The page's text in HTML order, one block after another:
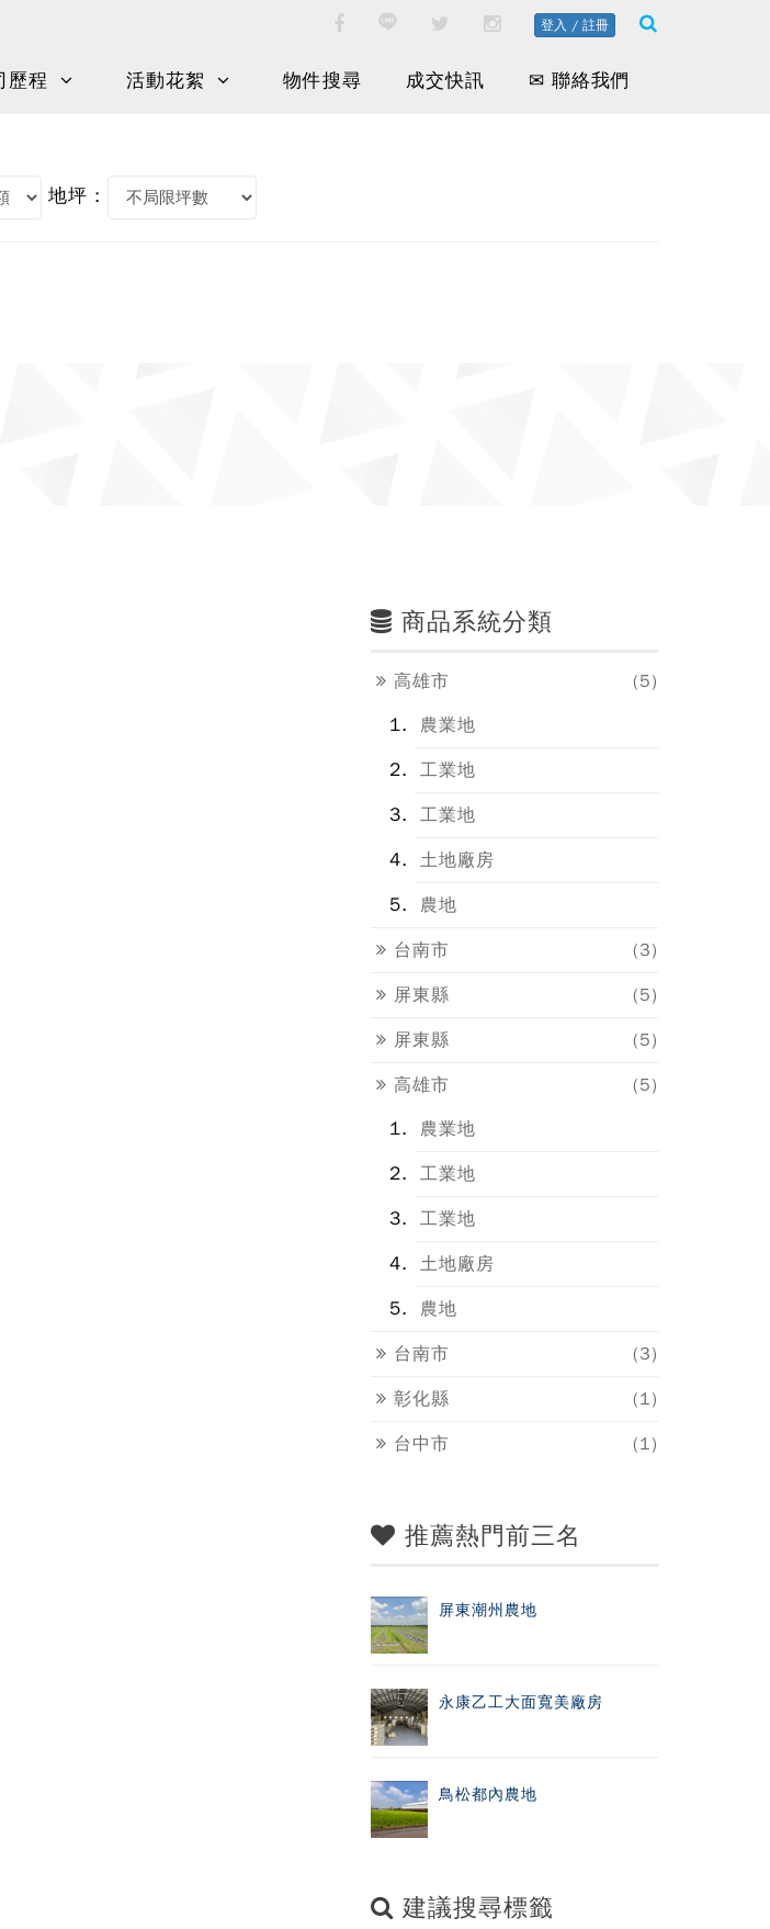
登入 / 註冊
歷程 活動花絮 物件搜尋 成交快訊 ✉ 聯絡我們
地坪 :
商品系統分類
高雄市
(5)
農業地
工業地
工業地
土地廠房
農地
台南市 (3)
屏東縣 (5)
屏東縣 (5)
高雄市
(5)
農業地
工業地
工業地
土地廠房
農地
台南市 (3)
彰化縣 (1)
台中市 (1)
推薦熱門前三名
屏東潮州農地
永康乙工大面寬美廠房
鳥松都內農地
建議搜尋標籤